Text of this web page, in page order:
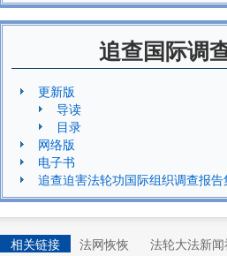
追查国际调
更新版
导读
目录
网络版
电子书
追查迫害法轮功国际组织调查报告
相关链接 法网恢恢 法轮大法新闻